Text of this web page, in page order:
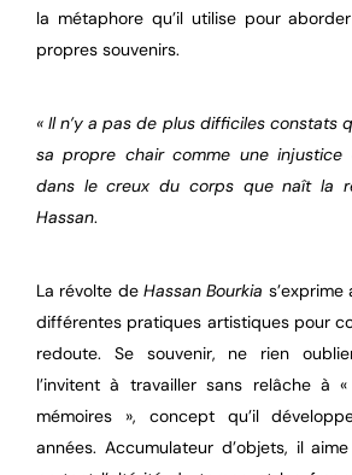
la métaphore qu’il utilise pour
propres souvenirs.
« Il n’y a pas de plus difficiles constats
sa propre chair comme une injustice
dans le creux du corps que naît la
Hassan.
La révolte de Hassan Bourkia
différentes pratiques artistiques pour
redoute. Se souvenir, ne rien
l’invitent à travailler sans relâche à
mémoires », concept qu’il
années. Accumulateur d’objets, il